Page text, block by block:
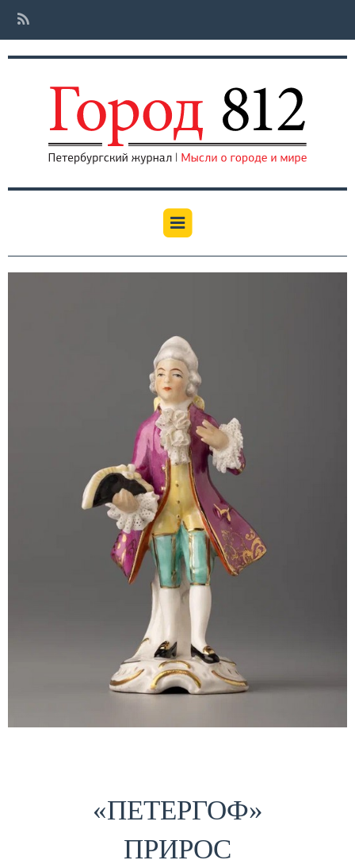
«ПЕТЕРГОФ»
ПРИРОС